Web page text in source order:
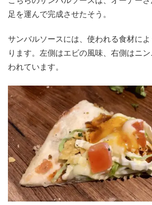
足を運んで完成させたそう。
サンバルソースには、使われる食材に
ります。左側はエビの風味、右側はニ
われています。